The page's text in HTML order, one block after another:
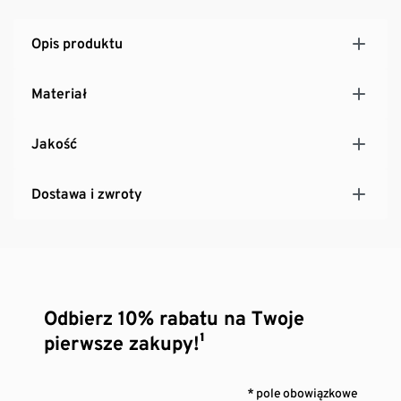
Opis produktu
Materiał
Jakość
Dostawa i zwroty
Odbierz 10% rabatu na Twoje
pierwsze zakupy!¹
* pole obowiązkowe